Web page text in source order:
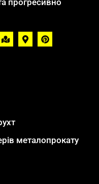
прогресивно
металопрокату